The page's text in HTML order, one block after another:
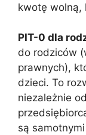
kwotę wolną,
PIT-0 dla
do rodziców
prawnych),
dzieci. To
niezależnie
są